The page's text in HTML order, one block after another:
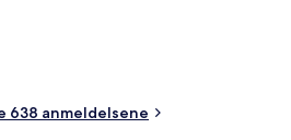
betjeningen. Det er ikke langt å
Det tar 5 minutter å
stasjon og 6 minutter å gå til
638 anmeldelsene